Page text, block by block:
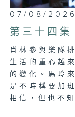
07/08/2026
第三十四
肖林參與樂隊
生活的重心越
的變化。馬玲
是不時稱要加
相信，但也不